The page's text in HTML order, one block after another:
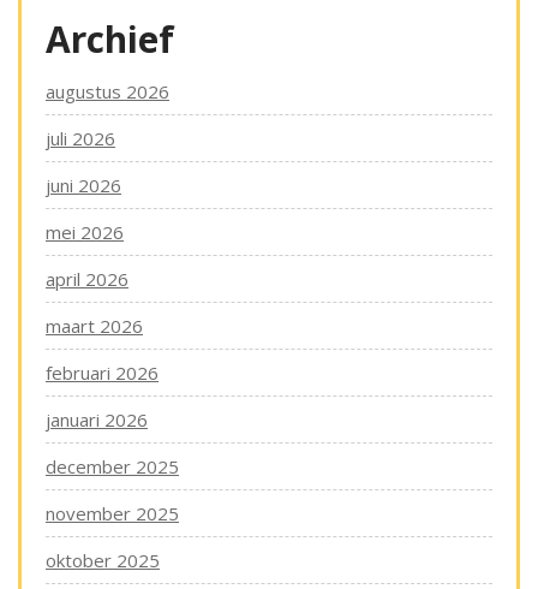
Archief
augustus 2026
juli 2026
juni 2026
mei 2026
april 2026
maart 2026
februari 2026
januari 2026
december 2025
november 2025
oktober 2025